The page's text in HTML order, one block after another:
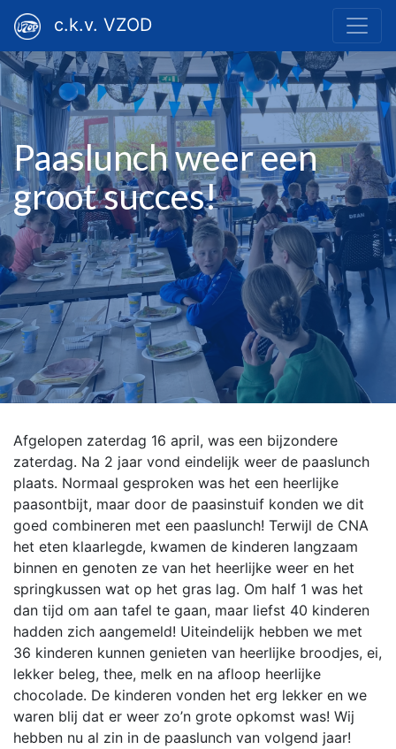
c.k.v. VZOD
Paaslunch weer een
groot succes!
Afgelopen zaterdag 16 april, was een bijzondere
zaterdag. Na 2 jaar vond eindelijk weer de paaslunch
plaats. Normaal gesproken was het een heerlijke
paasontbijt, maar door de paasinstuif konden we dit
goed combineren met een paaslunch! Terwijl de CNA
het eten klaarlegde, kwamen de kinderen langzaam
binnen en genoten ze van het heerlijke weer en het
springkussen wat op het gras lag. Om half 1 was het
dan tijd om aan tafel te gaan, maar liefst 40 kinderen
hadden zich aangemeld! Uiteindelijk hebben we met
36 kinderen kunnen genieten van heerlijke broodjes, ei,
lekker beleg, thee, melk en na afloop heerlijke
chocolade. De kinderen vonden het erg lekker en we
waren blij dat er weer zo’n grote opkomst was! Wij
hebben nu al zin in de paaslunch van volgend jaar!